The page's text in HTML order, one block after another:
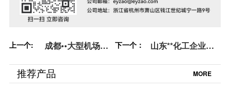
上一个:
成都••大型机场油
装-【易造防雷】
下一个：
山东**化工企业雷
【易造防雷】
推荐产品 MORE